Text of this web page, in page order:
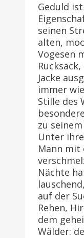
Geduld
seinen
alten,
Vogesen
Jacke
immer
Stille des
zu
Unter
Mann mit
Nächte
auf der
Rehen,
dem
Wälder: